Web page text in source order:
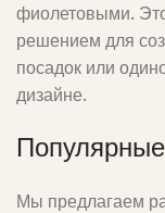
фиолетовыми.
решением для
посадок или
дизайне.
Мы предлагаем